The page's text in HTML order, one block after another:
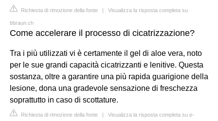
Richiesta di rimozione della fonte | Visualizza la risposta completa su
bbraun.ch
Come accelerare il processo di cicatrizzazione?
Tra i più utilizzati vi è certamente il gel di aloe vera, noto
per le sue grandi capacità cicatrizzanti e lenitive. Questa
sostanza, oltre a garantire una più rapida guarigione della
lesione, dona una gradevole sensazione di freschezza
soprattutto in caso di scottature.
Richiesta di rimozione della fonte | Visualizza la risposta completa su e-